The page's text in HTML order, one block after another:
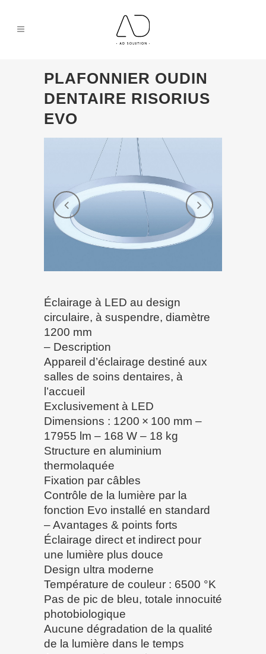
PLAFONNIER OUDIN
DENTAIRE RISORIUS
EVO
Éclairage à LED au design
circulaire, à suspendre, diamètre
1200 mm
– Description
Appareil d’éclairage destiné aux
salles de soins dentaires, à
l’accueil
Exclusivement à LED
Dimensions : 1200 × 100 mm –
17955 lm – 168 W – 18 kg
Structure en aluminium
thermolaquée
Fixation par câbles
Contrôle de la lumière par la
fonction Evo installé en standard
– Avantages & points forts
Éclairage direct et indirect pour
une lumière plus douce
Design ultra moderne
Température de couleur : 6500 °K
Pas de pic de bleu, totale innocuité
photobiologique
Aucune dégradation de la qualité
de la lumière dans le temps